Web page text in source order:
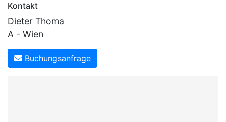
Kontakt
Dieter Thoma
A - Wien
Buchungsanfrage